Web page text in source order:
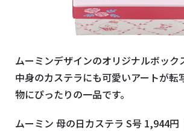
ムーミンデザインのオリジナルボック
中身のカステラにも可愛いアートが転
物にぴったりの一品です。
ムーミン 母の日カステラ S号 1,944円